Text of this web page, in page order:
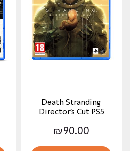
Death Stranding
Director's Cut PS5
₪ 90.00